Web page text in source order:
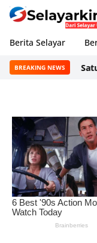
Berita Selayar
BREAKING NEWS